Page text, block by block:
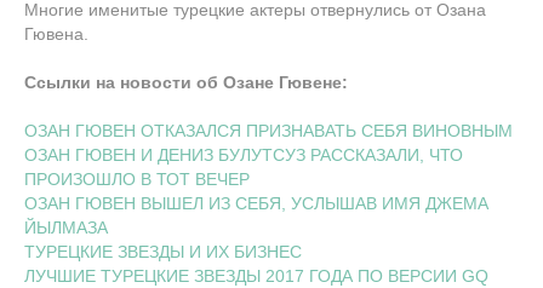
Многие именитые турецкие актеры отвернулись от Озана
Гювена.
Ссылки на новости об Озане Гювене:
ОЗАН ГЮВЕН ОТКАЗАЛСЯ ПРИЗНАВАТЬ СЕБЯ ВИНОВНЫМ
ОЗАН ГЮВЕН И ДЕНИЗ БУЛУТСУЗ РАССКАЗАЛИ, ЧТО
ПРОИЗОШЛО В ТОТ ВЕЧЕР
ОЗАН ГЮВЕН ВЫШЕЛ ИЗ СЕБЯ, УСЛЫШАВ ИМЯ ДЖЕМА
ЙЫЛМАЗА
ТУРЕЦКИЕ ЗВЕЗДЫ И ИХ БИЗНЕС
ЛУЧШИЕ ТУРЕЦКИЕ ЗВЕЗДЫ 2017 ГОДА ПО ВЕРСИИ GQ